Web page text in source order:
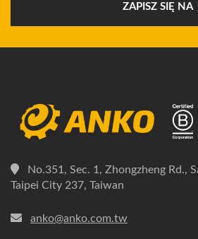
ZAPISZ SIĘ NA
No.351, Sec. 1, Zhongzheng Rd.,
Taipei City 237, Taiwan
anko@anko.com.tw